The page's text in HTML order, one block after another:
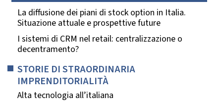
La diffusione dei piani di stock option in Italia.
Situazione attuale e prospettive future
I sistemi di CRM nel retail: centralizzazione o
decentramento?
STORIE DI STRAORDINARIA
IMPRENDITORIALITÀ
Alta tecnologia all’italiana